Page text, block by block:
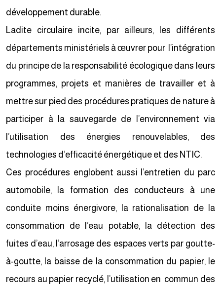
développement durable.
Ladite circulaire incite, par ailleurs, les différents
départements ministériels à œuvrer pour l’intégration
du principe de la responsabilité écologique dans leurs
programmes, projets et manières de travailler et à
mettre sur pied des procédures pratiques de nature à
participer à la sauvegarde de l’environnement via
l’utilisation des énergies renouvelables, des
technologies d’efficacité énergétique et des NTIC.
Ces procédures englobent aussi l’entretien du parc
automobile, la formation des conducteurs à une
conduite moins énergivore, la rationalisation de la
consommation de l’eau potable, la détection des
fuites d’eau, l’arrosage des espaces verts par goutte-
à-goutte, la baisse de la consommation du papier, le
recours au papier recyclé, l’utilisation en commun des